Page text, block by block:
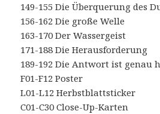
149-155 Die Überquerung des
156-162 Die große Welle
163-170 Der Wassergeist
171-188 Die Herausforderung
189-192 Die Antwort ist genau
F01-F12 Poster
L01-L12 Herbstblattsticker
C01-C30 Close-Up-Karten